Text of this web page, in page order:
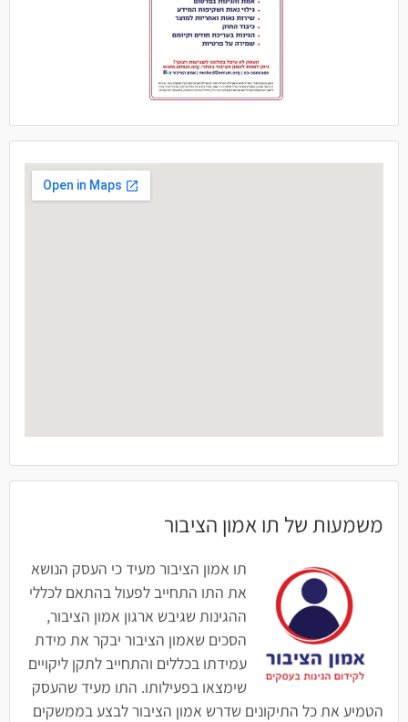
משמעות של תו אמון הציבור
תו אמון הציבור מעיד כי העסק הנושא
את התו התחייב לפעול בהתאם לכללי
ההגינות שגיבש ארגון אמון הציבור,
הסכים שאמון הציבור יבקר את מידת
עמידתו בכללים והתחייב לתקן ליקויים
שימצאו בפעילותו. התו מעיד שהעסק
הטמיע את כל התיקונים שדרש אמון הציבור לבצע בממשקים